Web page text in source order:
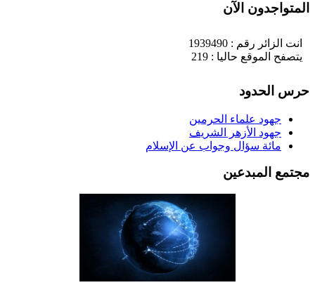
الآن
انت الزائر رقم : 1939490
يتصفح الموقع حاليا : 219
الحدود
جهود علماء الحرمين
جهود الأزهر الشريف
مائة سؤال وجواب عن الإسلام
المبدعين